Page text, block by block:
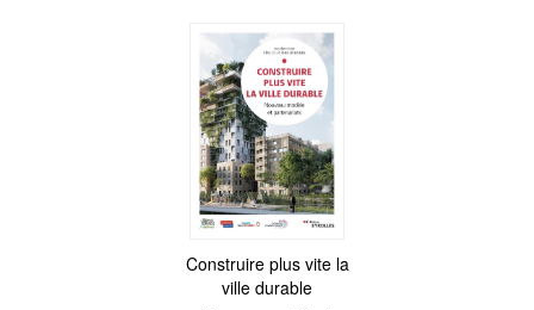
Construire plus vite la
ville durable